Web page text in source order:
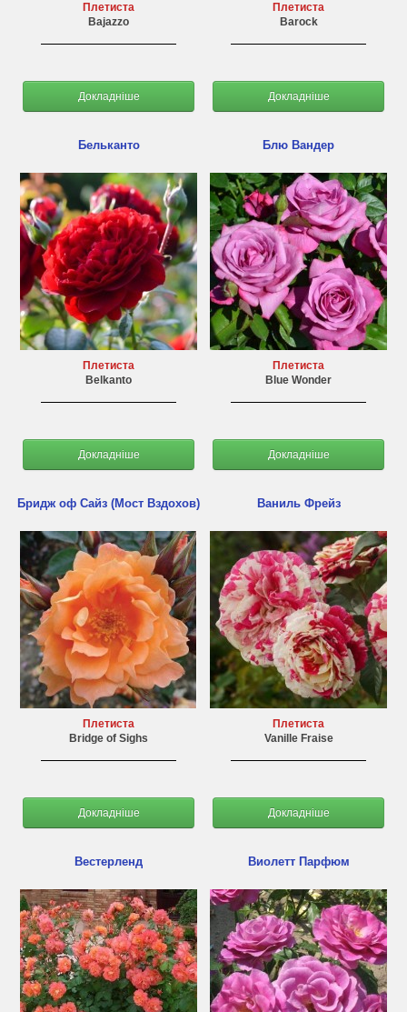
Плетиста
Bajazzo
Докладніше
Плетиста
Barock
Докладніше
Бельканто
Плетиста
Belkanto
Докладніше
Блю Вандер
Плетиста
Blue Wonder
Докладніше
Бридж оф Сайз (Мост Вздохов)
Плетиста
Bridge of Sighs
Докладніше
Ваниль Фрейз
Плетиста
Vanille Fraise
Докладніше
Вестерленд Виолетт Парфюм